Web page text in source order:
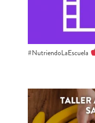
#NutriendoLaEscuela